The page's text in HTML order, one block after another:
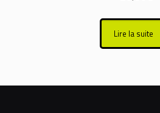
Lire la suite